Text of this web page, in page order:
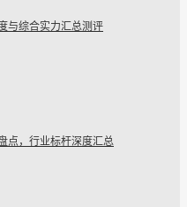
与综合实力汇总测评
点，行业标杆深度汇总